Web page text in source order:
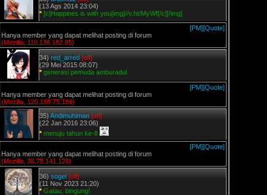
(13 Ags 2014 23:04)
* [c]Happines is with you[img]//v.ht/MyWf[/c][/img]
[PM][Quote]
Hanya member yang dapat melihat posting di forum
(Mozilla, 110.136.182.85)
34) red_arred [off]
(29 Mei 2015 08:07)
* generasi pemuda amburadul
[PM][Quote]
Hanya member yang dapat melihat posting di forum
(Mozilla, 120.188.75.189)
35) Andimuhiman [off]
(22 Jan 2016 23:06)
* menuju tahun ke-8
[PM][Quote]
Hanya member yang dapat melihat posting di forum
(Mozilla, 36.75.141.128)
36) sogel [off]
(11 Nov 2023 21:20)
* Gatau, bingung!